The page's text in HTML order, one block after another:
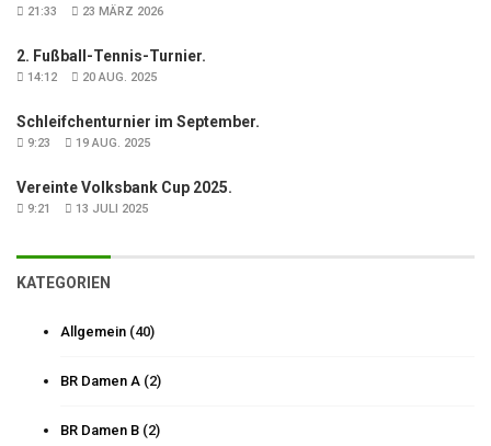
21:33 23 MÄRZ 2026
2. Fußball-Tennis-Turnier.
14:12 20 AUG. 2025
Schleifchenturnier im September.
9:23 19 AUG. 2025
Vereinte Volksbank Cup 2025.
9:21 13 JULI 2025
KATEGORIEN
Allgemein (40)
BR Damen A (2)
BR Damen B (2)